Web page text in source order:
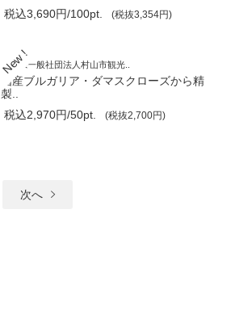
税込3,690円/100pt.
(税抜3,354円)
山形県一般社団法人村山市観光..
国産ブルガリア・ダマスクローズから精
製..
税込2,970円/50pt.
(税抜2,700円)
次へ